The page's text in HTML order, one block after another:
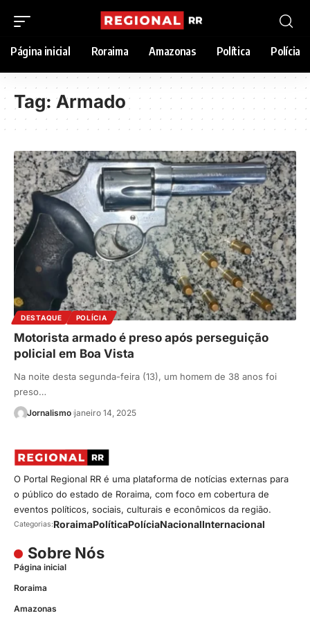
Página inicial Roraima Amazonas Política Polícia
Tag: Armado
DESTAQUE POLÍCIA
Motorista armado é preso após perseguição
policial em Boa Vista
Na noite desta segunda-feira (13), um homem de 38 anos foi
preso…
Jornalismo janeiro 14, 2025
O Portal Regional RR é uma plataforma de notícias externas para
o público do estado de Roraima, com foco em cobertura de
eventos políticos, sociais, culturais e econômicos da região.
Categorias:RoraimaPolíticaPolíciaNacionalInternacional
Sobre Nós
Página inicial
Roraima
Amazonas